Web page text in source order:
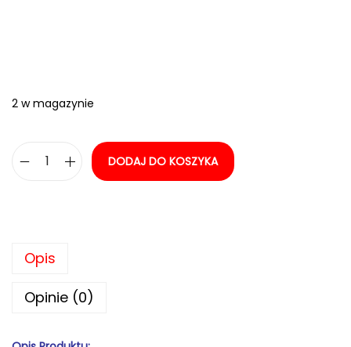
2 w magazynie
ć
o
DODAJ DO KOSZYKA
Opis
Opinie (0)